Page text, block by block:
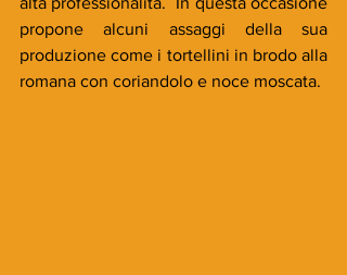
propone alcuni assaggi della sua
produzione come i tortellini in brodo alla
romana con coriandolo e noce moscata.